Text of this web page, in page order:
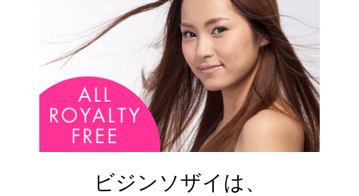
ビジンソザイは、